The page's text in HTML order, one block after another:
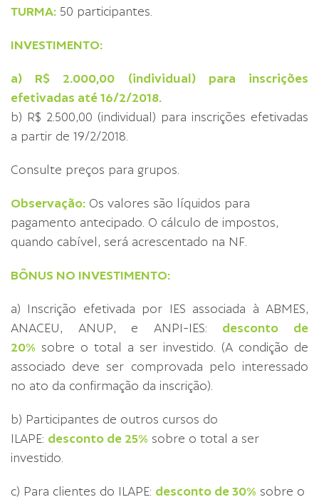
TURMA: 50 participantes.
INVESTIMENTO:
a) R$ 2.000,00 (individual) para inscrições
efetivadas até 16/2/2018.
b) R$ 2.500,00 (individual) para inscrições efetivadas
a partir de 19/2/2018.
Consulte preços para grupos.
Observação: Os valores são líquidos para
pagamento antecipado. O cálculo de impostos,
quando cabível, será acrescentado na NF.
BÔNUS NO INVESTIMENTO:
a) Inscrição efetivada por IES associada à ABMES,
ANACEU, ANUP, e ANPI-IES: desconto de
20% sobre o total a ser investido. (A condição de
associado deve ser comprovada pelo interessado
no ato da confirmação da inscrição).
b) Participantes de outros cursos do
ILAPE: desconto de 25% sobre o total a ser
investido.
c) Para clientes do ILAPE: desconto de 30% sobre o